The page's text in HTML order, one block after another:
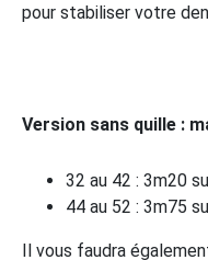
pour stabiliser votre
Version sans quille :
32 au 42 : 3m20
44 au 52 : 3m75
Il vous faudra